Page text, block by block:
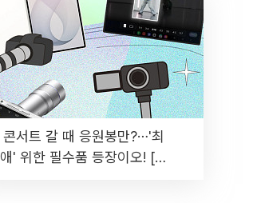
콘서트 갈 때 응원봉만?⋯'최
애' 위한 필수품 등장이오! [솔